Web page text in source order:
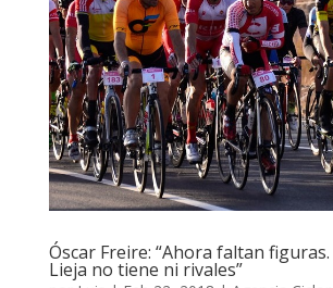
Óscar Freire: “Ahora faltan
Lieja no tiene ni rivales”